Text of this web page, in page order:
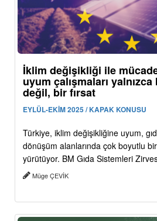
İklim değişikliği ile
uyum çalışmaları
değil, bir fırsat
EYLÜL-EKİM 2025 / KAPAK KONUSU
Türkiye, iklim değişikliğine uyum,
dönüşüm alanlarında çok boyutlu
yürütüyor. BM Gıda Sistemleri
Müge ÇEVİK